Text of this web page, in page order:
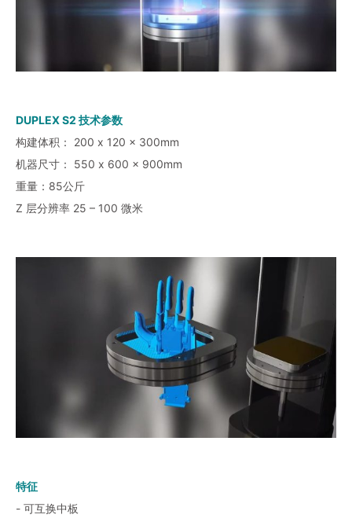
DUPLEX S2 技术参数
构建体积： 200 x 120 x 300mm
机器尺寸： 550 x 600 x 900mm
重量：85公斤
Z 层分辨率 25 – 100 微米
特征
- 可互换中板